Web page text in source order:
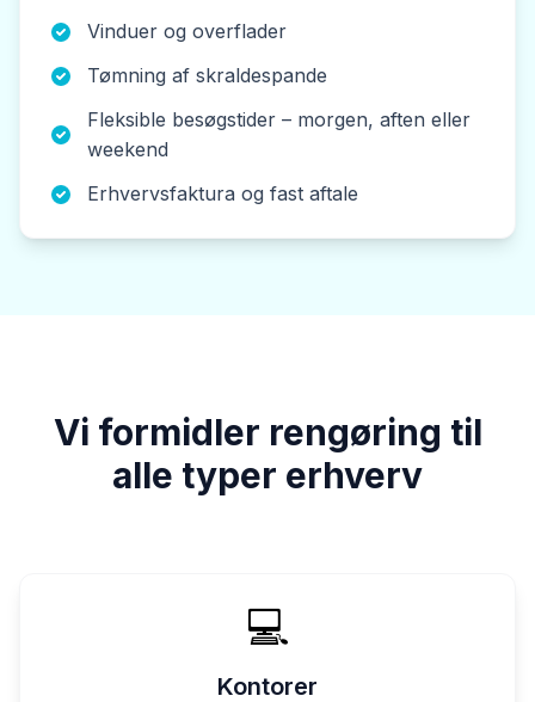
Vinduer og overflader
Tømning af skraldespande
Fleksible besøgstider – morgen, aften eller
weekend
Erhvervsfaktura og fast aftale
Vi formidler rengøring til
alle typer erhverv
💻
Kontorer